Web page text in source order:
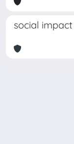
social impact